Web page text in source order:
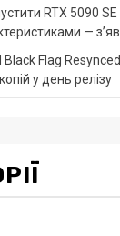
RTX 5090 SE
—
Black Flag
у день релізу